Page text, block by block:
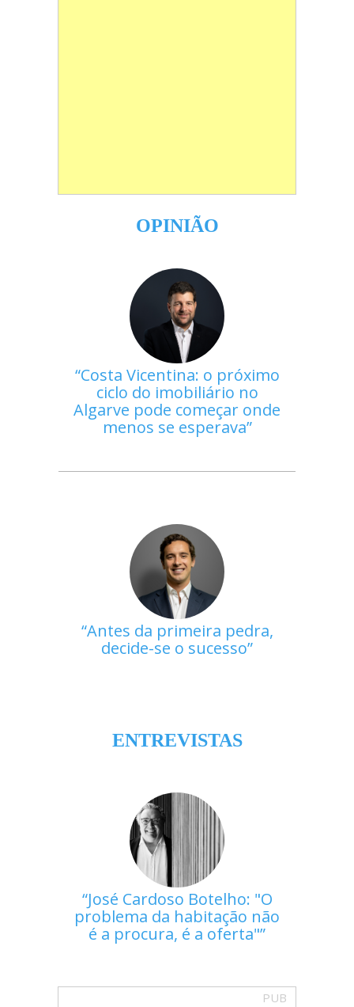
OPINIÃO
Costa Vicentina: o próximo
ciclo do imobiliário no
Algarve pode começar onde
menos se esperava
Antes da primeira pedra,
decide-se o sucesso
ENTREVISTAS
José Cardoso Botelho: "O
problema da habitação não
é a procura, é a oferta"
PUB